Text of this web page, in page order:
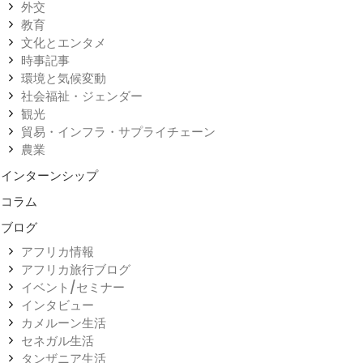
外交
教育
文化とエンタメ
時事記事
環境と気候変動
社会福祉・ジェンダー
観光
貿易・インフラ・サプライチェーン
農業
インターンシップ
コラム
ブログ
アフリカ情報
アフリカ旅行ブログ
イベント/セミナー
インタビュー
カメルーン生活
セネガル生活
タンザニア生活